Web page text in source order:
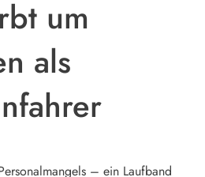
um
als
– ein Laufband